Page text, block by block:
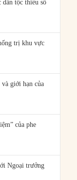
dân tộc thiểu số
trị khu vực
giới hạn của
của phe
Ngoại trưởng